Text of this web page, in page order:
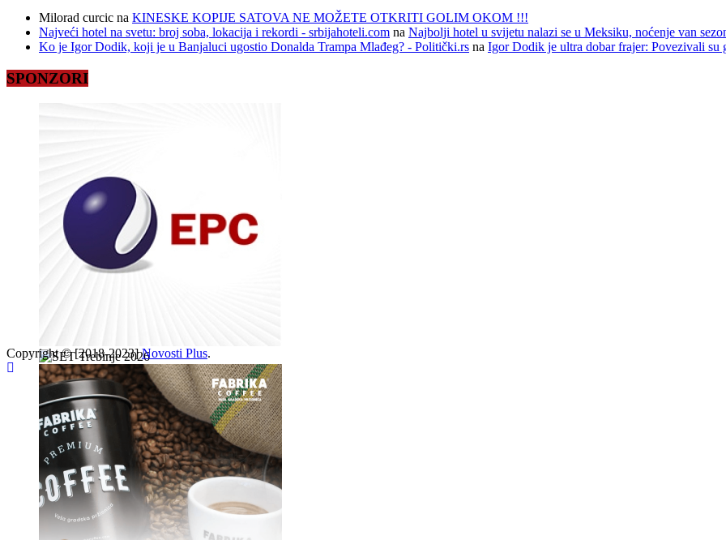
Milorad curcic na KINESKE KOPIJE SATOVA NE MOŽETE OTKRITI GOLIM OKOM !!!
Najveći hotel na svetu: broj soba, lokacija i rekordi - srbijahoteli.com na Najbolji hotel u svijetu nalazi se u Meksiku, noćenje van
Ko je Igor Dodik, koji je u Banjaluci ugostio Donalda Trampa Mlađeg? - Politički.rs na Igor Dodik je ultra dobar frajer: Povezivali su
SPONZORI
Copyright © [2018-2023]Novosti Plus.